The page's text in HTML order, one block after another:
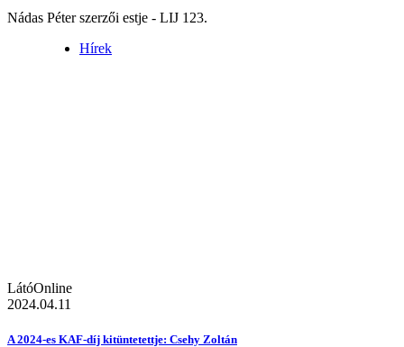
Nádas Péter szerzői estje - LIJ 123.
Hírek
LátóOnline
2024.04.11
A 2024-es KAF-díj kitüntetettje: Csehy Zoltán